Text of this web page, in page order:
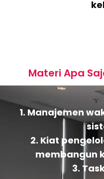
Materi Apa
1. Manajemen
2. Kiat
membangun
3.